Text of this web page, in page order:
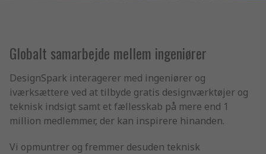
Globalt samarbejde mellem ingeniører
DesignSpark interagerer med ingeniører og
iværksættere ved at tilbyde gratis designværktøjer og
teknisk indsigt samt et fællesskab på mere end 1
million medlemmer, der kan inspirere hinanden.
Vi opmuntrer og fremmer desuden teknisk